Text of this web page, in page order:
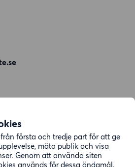
första och tredje part för att ge
mäta publik och visa
Genom att använda siten
används för dessa ändamål.